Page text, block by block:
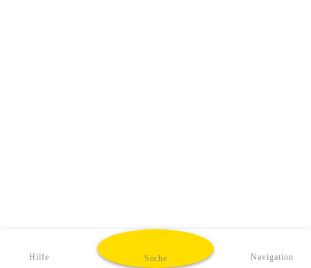
Hilfe Suche Navigation